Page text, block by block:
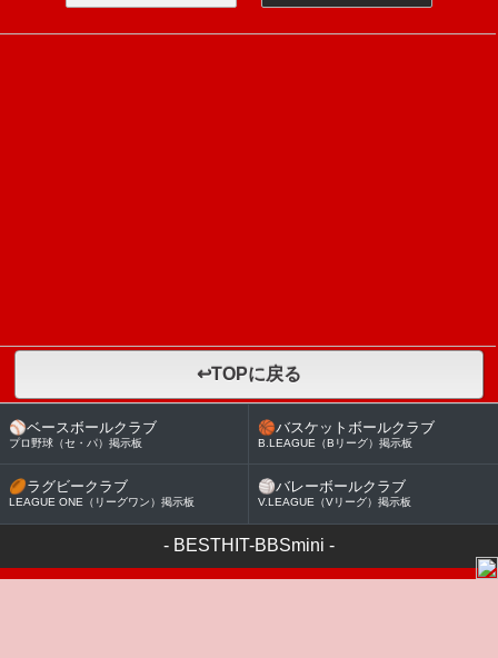
↩TOPに戻る
⚾ベースボールクラブ
プロ野球（セ・パ）掲示板
🏀バスケットボールクラブ
B.LEAGUE（Bリーグ）掲示板
🏉ラグビークラブ
LEAGUE ONE（リーグワン）掲示板
🏐バレーボールクラブ
V.LEAGUE（Vリーグ）掲示板
- BESTHIT-BBSmini -